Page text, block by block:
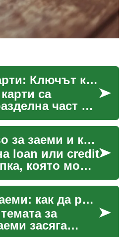
Кредитни карти: Ключът към финансова гъвкавост и удобство
са
част от
финансов
приРъководство за заеми и кредити: как да изберете правилно
loan или credit
която може
ви
дълговото
Кредити и заеми: как да разберете, сравните и управлявате финансовите си решения
за
засяга